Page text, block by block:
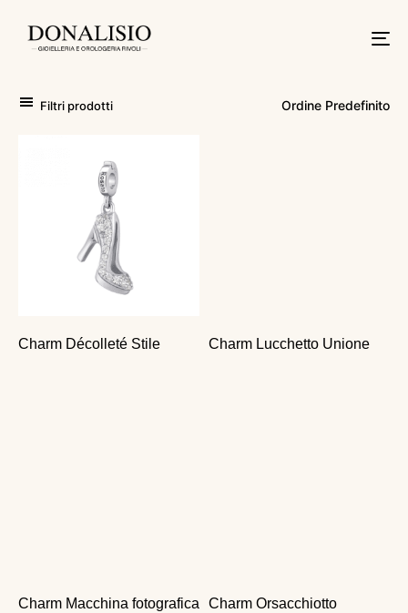
Filtri prodotti
Charm Décolleté Stile Charm Lucchetto Unione
Charm Macchina fotografica
Charm Orsacchiotto